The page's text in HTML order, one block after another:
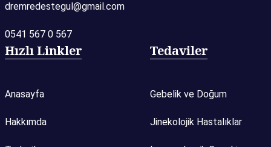
dremredestegul@gmail.com
0541 567 0 567
Hızlı Linkler
Anasayfa
Hakkımda
Tedaviler
Gebelik ve Doğum
Jinekolojik Hastalıklar